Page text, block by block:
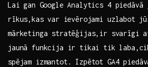
Lai gan⁣ Google Analytics ‍4 piedāvā
rīkus,kas var ⁣ievērojami uzlabot
mārketinga stratēģijas,ir ⁤svarīgi
​jaunā funkcija ir tikai ⁣tik
spējam ‌izmantot.‍ Izpētot GA4